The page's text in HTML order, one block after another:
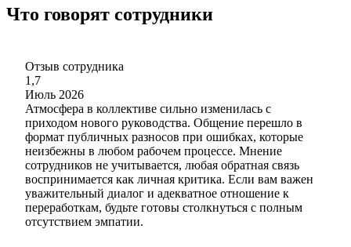
Что говорят сотрудники
Отзыв сотрудника
1,7
Июль 2026
Атмосфера в коллективе сильно изменилась с
приходом нового руководства. Общение перешло в
формат публичных разносов при ошибках, которые
неизбежны в любом рабочем процессе. Мнение
сотрудников не учитывается, любая обратная связь
воспринимается как личная критика. Если вам важен
уважительный диалог и адекватное отношение к
переработкам, будьте готовы столкнуться с полным
отсутствием эмпатии.